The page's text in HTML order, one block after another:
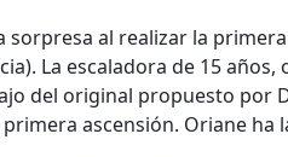
sorpresa al realizar la
La escaladora de 15
del original propuesto por
ascensión. Oriane ha